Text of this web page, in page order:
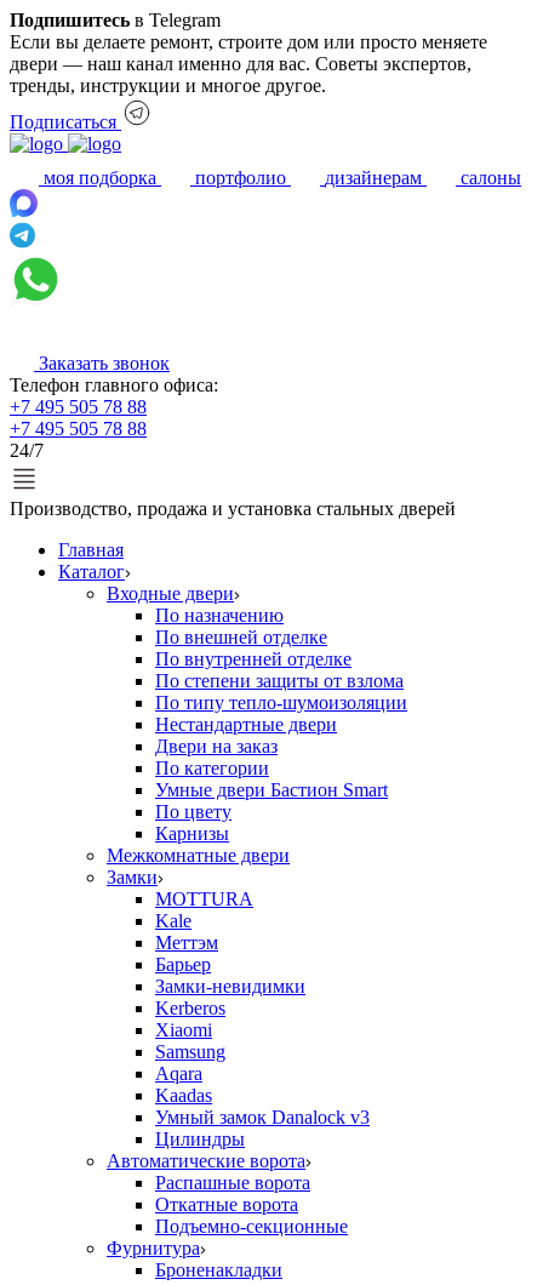
Подпишитесь в Telegram
Если вы делаете ремонт, строите дом или просто меняете
двери — наш канал именно для вас. Советы экспертов,
тренды, инструкции и многое другое.
Подписаться
моя подборка портфолио дизайнерам салоны
Заказать звонок
Телефон главного офиса:
+7 495 505 78 88
+7 495 505 78 88
24/7
Производство, продажа и установка стальных дверей
Главная
Каталог
Входные двери
По назначению
По внешней отделке
По внутренней отделке
По степени защиты от взлома
По типу тепло-шумоизоляции
Нестандартные двери
Двери на заказ
По категории
Умные двери Бастион Smart
По цвету
Карнизы
Межкомнатные двери
Замки
MOTTURA
Kale
Меттэм
Барьер
Замки-невидимки
Kerberos
Xiaomi
Samsung
Aqara
Kaadas
Умный замок Danalock v3
Цилиндры
Автоматические ворота
Распашные ворота
Откатные ворота
Подъемно-секционные
Фурнитура
Броненакладки